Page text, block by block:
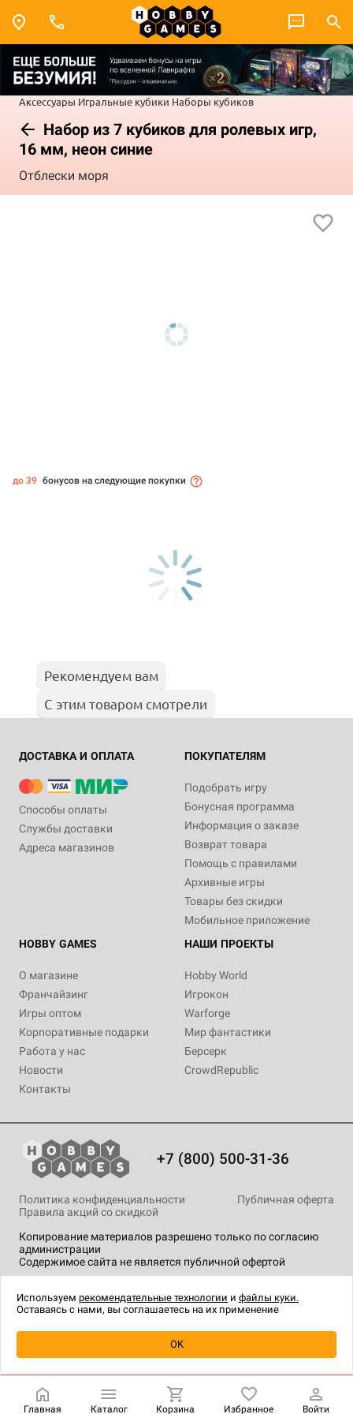
Аксессуары Игральные кубики Наборы кубиков
Набор из 7 кубиков для ролевых игр,
16 мм, неон синие
Отблески моря
Уведомить о наличии
до 39 бонусов на следующие покупки
Рекомендуем вам
С этим товаром смотрели
ДОСТАВКА И ОПЛАТА
Способы оплаты
Службы доставки
Адреса магазинов
ПОКУПАТЕЛЯМ
Подобрать игру
Бонусная программа
Информация о заказе
Возврат товара
Помощь с правилами
Архивные игры
Товары без скидки
Мобильное приложение
HOBBY GAMES
О магазине
Франчайзинг
Игры оптом
Корпоративные подарки
Работа у нас
Новости
Контакты
НАШИ ПРОЕКТЫ
Hobby World
Игрокон
Warforge
Мир фантастики
Берсерк
CrowdRepublic
+7 (800) 500-31-36
Копирование материалов разрешено только по согласию
администрации
Содержимое сайта не является публичной офертой
Политика конфиденциальности
Публичная оферта
Правила акций со скидкой
технологии.
Главная Каталог Корзина Избранное Войти
Используем рекомендательные технологии и файлы куки.
Оставаясь с нами, вы соглашаетесь на их применение
OK